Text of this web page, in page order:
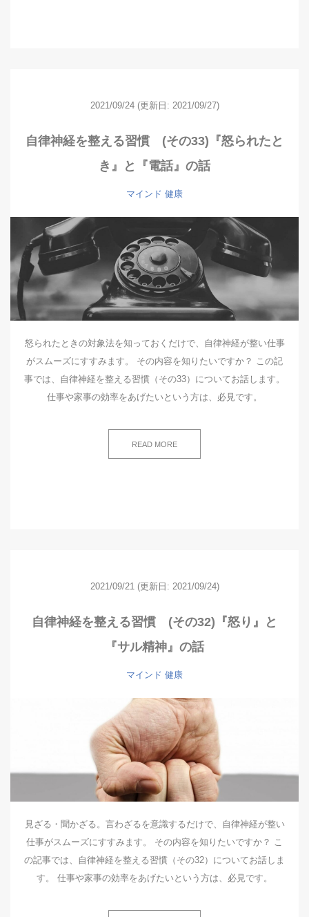
2021/09/24 (更新日: 2021/09/27)
自律神経を整える習慣 (その33)『怒られたと
き』と『電話』の話
マインド 健康
怒られたときの対象法を知っておくだけで、自律神経が整い仕事
がスムーズにすすみます。 その内容を知りたいですか？ この記
事では、自律神経を整える習慣（その33）についてお話します。
仕事や家事の効率をあげたいという方は、必見です。
READ MORE
2021/09/21 (更新日: 2021/09/24)
自律神経を整える習慣 (その32)『怒り』と
『サル精神』の話
マインド 健康
見ざる・聞かざる。言わざるを意識するだけで、自律神経が整い
仕事がスムーズにすすみます。 その内容を知りたいですか？ こ
の記事では、自律神経を整える習慣（その32）についてお話しま
す。 仕事や家事の効率をあげたいという方は、必見です。